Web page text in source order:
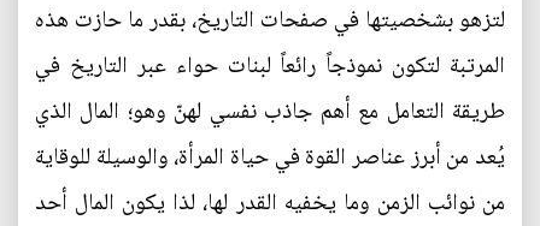
لتزهو بشخصيتها في صفحات التاريخ، بقدر ما حازت هذه
المرتبة لتكون نموذجاً رائعاً لبنات حواء عبر التاريخ في
طريقة التعامل مع أهم جاذب نفسي لهنّ وهو؛ المال الذي
يُعد من أبرز عناصر القوة في حياة المرأة، والوسيلة للوقاية
من نوائب الزمن وما يخفيه القدر لها، لذا يكون المال أحد